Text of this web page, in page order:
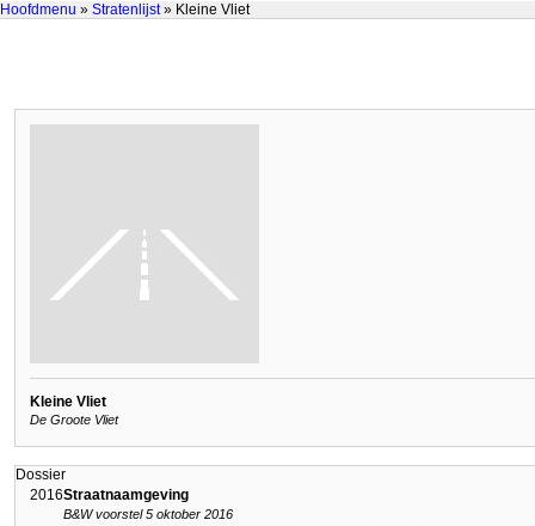
Hoofdmenu » Stratenlijst» Kleine Vliet
Kleine Vliet
De Groote Vliet
Dossier
2016Straatnaamgeving
B&W voorstel 5 oktober 2016